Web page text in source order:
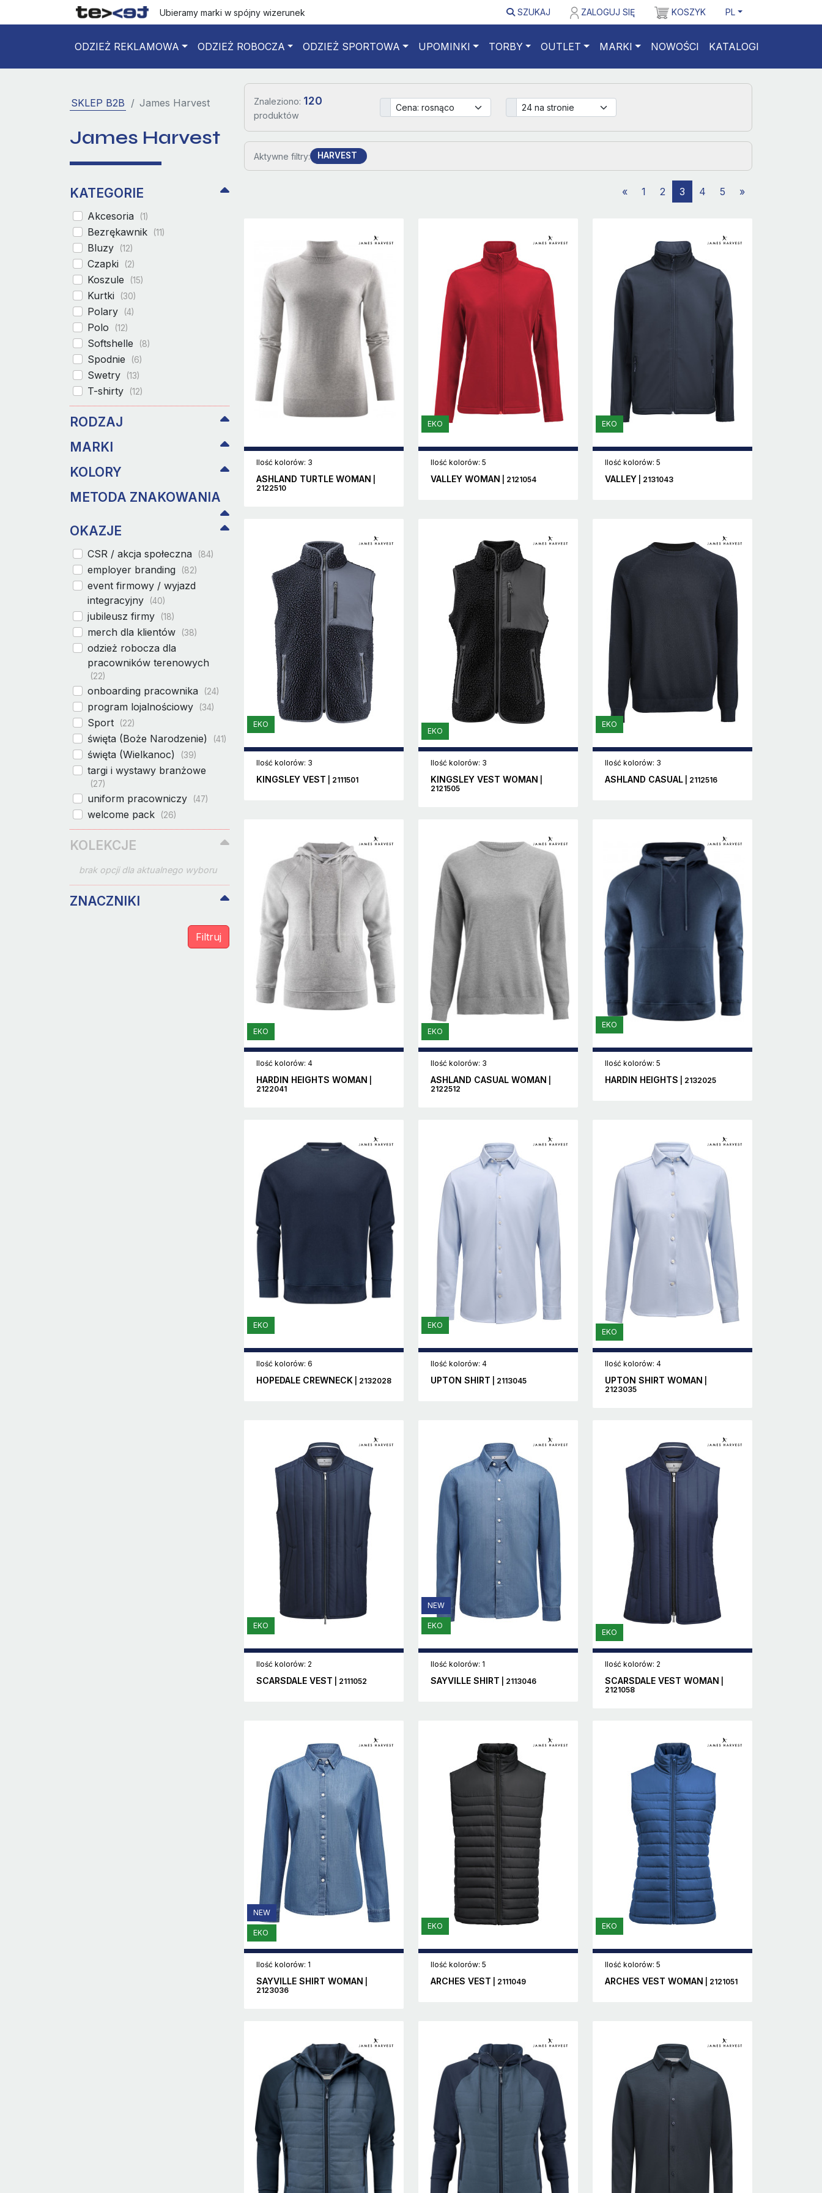
Ubieramy marki w spójny wizerunek SZUKAJ ZALOGUJ SIĘ KOSZYK PL
ODZIEŻ REKLAMOWA ODZIEŻ ROBOCZA ODZIEŻ SPORTOWA UPOMINKI TORBY OUTLET MARKI NOWOŚCI KATALOGI
SKLEP B2B James Harvest
James Harvest
KATEGORIE
Akcesoria (1)
Bezrękawnik (11)
Bluzy (12)
Czapki (2)
Koszule (15)
Kurtki (30)
Polary (4)
Polo (12)
Softshelle (8)
Spodnie (6)
Swetry (13)
T-shirty (12)
RODZAJ
MARKI
KOLORY
METODA ZNAKOWANIA
OKAZJE
CSR / akcja społeczna (84)
employer branding (82)
event firmowy / wyjazd
integracyjny
(40)
jubileusz firmy (18)
merch dla klientów (38)
odzież robocza dla
pracowników terenowych
(22)
onboarding pracownika (24)
program lojalnościowy (34)
Sport (22)
święta (Boże Narodzenie) (41)
święta (Wielkanoc) (39)
targi i wystawy branżowe
(27)
uniform pracowniczy (47)
welcome pack (26)
KOLEKCJE
brak opcji dla aktualnego wyboru
ZNACZNIKI
Znaleziono: 120
produktów
Aktywne filtry: HARVEST
« 1 2 3 4 5 »
Ilość kolorów: 3
ASHLAND TURTLE WOMAN
2122510
EKO
Ilość kolorów: 5
VALLEY WOMAN | 2121054
EKO
Ilość kolorów: 5
VALLEY | 2131043
EKO
Ilość kolorów: 3
KINGSLEY VEST | 2111501
EKO
Ilość kolorów: 3
KINGSLEY VEST WOMAN
2121505
EKO
Ilość kolorów: 3
ASHLAND CASUAL| 2112516
EKO
Ilość kolorów: 4
HARDIN HEIGHTS WOMAN
2122041
EKO
Ilość kolorów: 3
ASHLAND CASUAL WOMAN
2122512
EKO
Ilość kolorów: 5
HARDIN HEIGHTS | 2132025
EKO
Ilość kolorów: 6
HOPEDALE CREWNECK | 2132028
EKO
Ilość kolorów: 4
UPTON SHIRT | 2113045
EKO
Ilość kolorów: 4
UPTON SHIRT WOMAN
2123035
EKO
Ilość kolorów: 2
SCARSDALE VEST | 2111052
NEW
EKO
Ilość kolorów: 1
SAYVILLE SHIRT | 2113046
EKO
Ilość kolorów: 2
SCARSDALE VEST WOMAN
2121058
NEW
EKO
Ilość kolorów: 1
SAYVILLE SHIRT WOMAN
2123036
EKO
Ilość kolorów: 5
ARCHES VEST | 2111049
EKO
Ilość kolorów: 5
ARCHES VEST WOMAN | 2121051